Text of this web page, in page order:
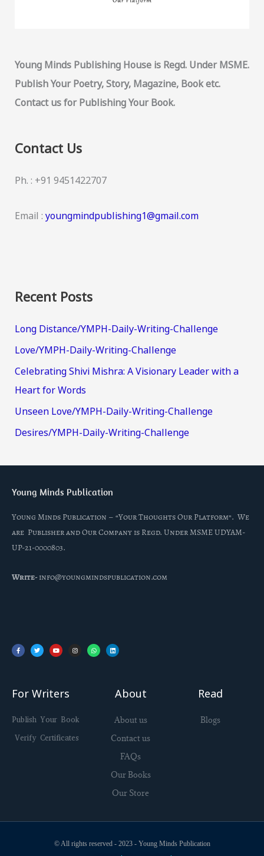
Young Minds Publishing House is Regd. Under MSME.
Publish Your Poetry, Story, Magazine, Book etc.
Contact us for Publishing Your Book.
Contact Us
Ph. : +91 9451422707
Email : youngmindpublishing1@gmail.com
Recent Posts
Long Distance/YMPH-Daily-Writing-Challenge
Love/YMPH-Daily-Writing-Challenge
Celebrating Shivi Mishra: A Visionary Leader with a
Heart for Words
Unseen Love/YMPH-Daily-Writing-Challenge
Desires/YMPH-Daily-Writing-Challenge
Young Minds Publication
Young Minds Publication – “Your Thoughts Our Platform”. We
are Publisher and Our Company is Regd. Under MSME UDYAM-
UP-21-0000803.
Write-info@youngmindspublication.com
For Writers
Publish Your Book
Verify Certificates
About
About us
Contact us
FAQs
Our Books
Our Store
Read
Blogs
© All rights reserved - 2023 - Young Minds Publication